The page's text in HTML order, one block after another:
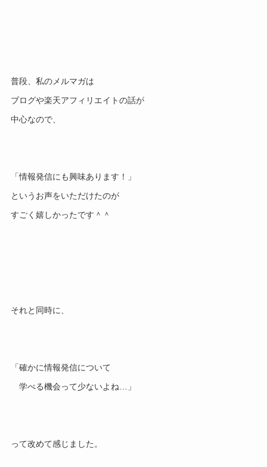
普段、私のメルマガは
ブログや楽天アフィリエイトの話が
中心なので、
「情報発信にも興味あります！」
というお声をいただけたのが
すごく嬉しかったです＾＾
それと同時に、
「確かに情報発信について
学べる機会って少ないよね…」
って改めて感じました。